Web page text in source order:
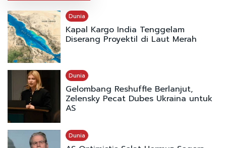
Dunia
Kapal Kargo India Tenggelam
Diserang Proyektil di Laut Merah
Dunia
Gelombang Reshuffle Berlanjut,
Zelensky Pecat Dubes Ukraina untuk
AS
Dunia